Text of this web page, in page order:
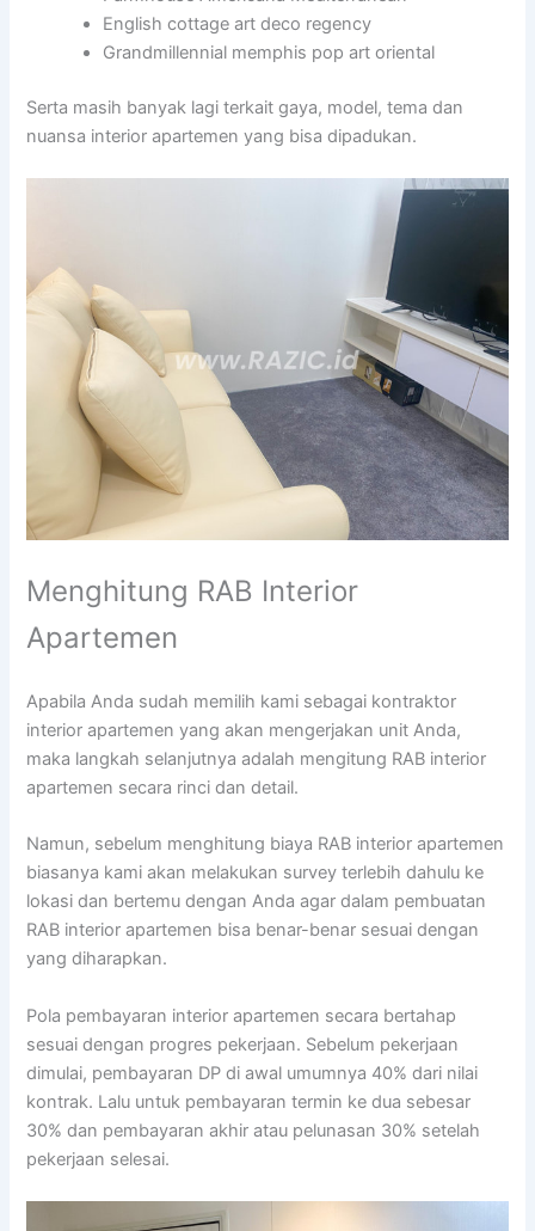
English cottage art deco regency
Grandmillennial memphis pop art oriental
Serta masih banyak lagi terkait gaya, model, tema dan
nuansa interior apartemen yang bisa dipadukan.
Menghitung RAB Interior
Apartemen
Apabila Anda sudah memilih kami sebagai kontraktor
interior apartemen yang akan mengerjakan unit Anda,
maka langkah selanjutnya adalah mengitung RAB interior
apartemen secara rinci dan detail.
Namun, sebelum menghitung biaya RAB interior apartemen
biasanya kami akan melakukan survey terlebih dahulu ke
lokasi dan bertemu dengan Anda agar dalam pembuatan
RAB interior apartemen bisa benar-benar sesuai dengan
yang diharapkan.
Pola pembayaran interior apartemen secara bertahap
sesuai dengan progres pekerjaan. Sebelum pekerjaan
dimulai, pembayaran DP di awal umumnya 40% dari nilai
kontrak. Lalu untuk pembayaran termin ke dua sebesar
30% dan pembayaran akhir atau pelunasan 30% setelah
pekerjaan selesai.